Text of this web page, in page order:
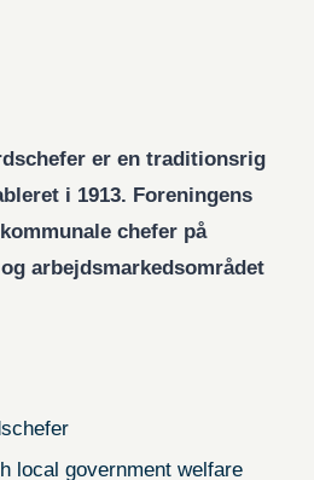
er en traditionsrig
i 1913. Foreningens
chefer på
arbejdsmarkedsområdet
local government welfare